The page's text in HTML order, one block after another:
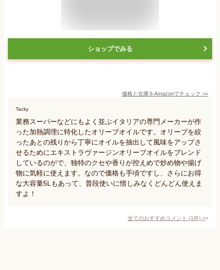
ショップでみる
価格と在庫をAmazonでチェック >>
Tacky
業務スーパーなどにもよく並ぶイタリアの専門メーカーが作
った加熱調理に特化したオリーブオイルです。オリーブを絞
ったあとの残りから丁寧にオイルを抽出して風味をアップさ
せるためにエキストラヴァージンオリーブオイルをブレンド
しているのがで、独特のクセや香りが控えめで炒め物や揚げ
物に気軽に使えます。なので価格も手頃ですし、さらにお得
な大容量5Lもあって、普段使いに惜しみなくどんどん使えま
すよ！
全てのおすすめコメント (1件) >